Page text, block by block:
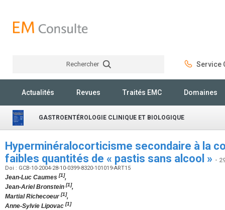
Rechercher Service
Actualités Revues Traités EMC Domaines
GASTROENTÉROLOGIE CLINIQUE ET BIOLOGIQUE
Hyperminéralocorticisme secondaire à la
faibles quantités de « pastis sans alcool » -
Doi : GCB-10-2004-28-10-0399-8320-101019-ART15
Jean-Luc Caumes [1],
Jean-Ariel Bronstein [1],
Martial Richecoeur[1],
Anne-Sylvie Lipovac [1]